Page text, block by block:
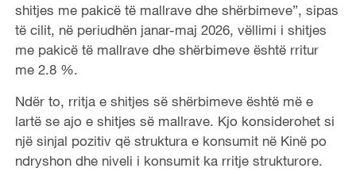
shitjes me pakicë të mallrave dhe shërbimeve”, sipas
të cilit, në periudhën janar-maj 2026, vëllimi i shitjes
me pakicë të mallrave dhe shërbimeve është rritur
me 2.8 %.
Ndër to, rritja e shitjes së shërbimeve është më e
lartë se ajo e shitjes së mallrave. Kjo konsiderohet si
një sinjal pozitiv që struktura e konsumit në Kinë po
ndryshon dhe niveli i konsumit ka rritje strukturore.